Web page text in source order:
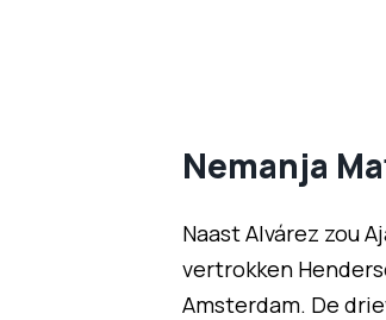
Nemanja
Naast Alvárez zou
vertrokken
Amsterdam. De